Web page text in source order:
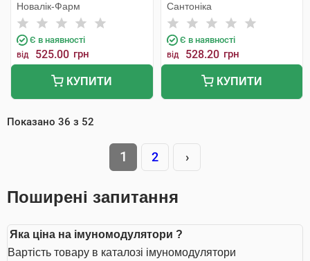
Новалік-Фарм
Є в наявності
від 525.00 грн
КУПИТИ
Сантоніка
Є в наявності
від 528.20 грн
КУПИТИ
Показано 36 з 52
1 2 ›
Поширені запитання
Яка ціна на імуномодулятори ?
Вартість товару в каталозі імуномодулятори